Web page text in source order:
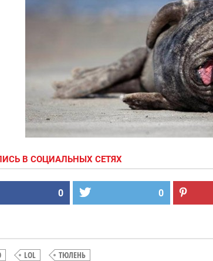
В СОЦИАЛЬНЫХ СЕТЯХ
0 0
LOL ТЮЛЕНЬ